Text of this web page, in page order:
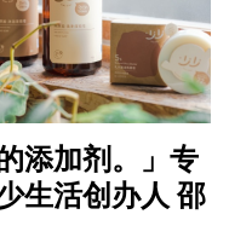
添加剂。」专
生活创办人 邵